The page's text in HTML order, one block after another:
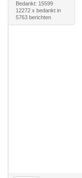
Bedankt: 15599
12272 x bedankt in
5763 berichten